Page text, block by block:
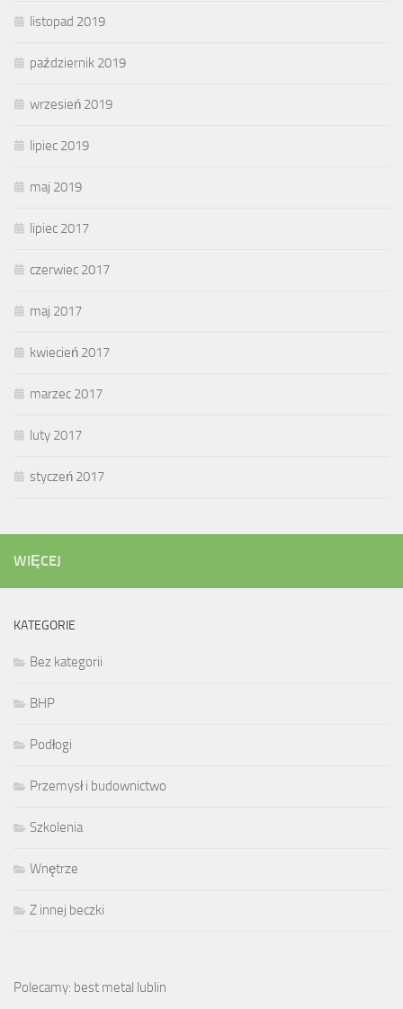
listopad 2019
październik 2019
wrzesień 2019
lipiec 2019
maj 2019
lipiec 2017
czerwiec 2017
maj 2017
kwiecień 2017
marzec 2017
luty 2017
styczeń 2017
WIĘCEJ
KATEGORIE
Bez kategorii
BHP
Podłogi
Przemysł i budownictwo
Szkolenia
Wnętrze
Z innej beczki
Polecamy: best metal lublin